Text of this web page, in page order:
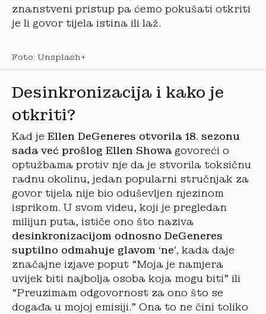
znanstveni pristup pa ćemo pokušati otkriti
je li govor tijela istina ili laž.
Foto: Unsplash+
Desinkronizacija i kako je
otkriti?
Kad je Ellen DeGeneres otvorila 18. sezonu
sada već prošlog Ellen Showa govoreći o
optužbama protiv nje da je stvorila toksičnu
radnu okolinu, jedan popularni stručnjak za
govor tijela nije bio oduševljen njezinom
isprikom. U svom videu, koji je pregledan
milijun puta, ističe ono što naziva
desinkronizacijom odnosno DeGeneres
suptilno odmahuje glavom ‘ne’, kada daje
značajne izjave poput “Moja je namjera
uvijek biti najbolja osoba koja mogu biti” ili
“Preuzimam odgovornost za ono što se
događa u mojoj emisiji.” Ona to ne čini toliko